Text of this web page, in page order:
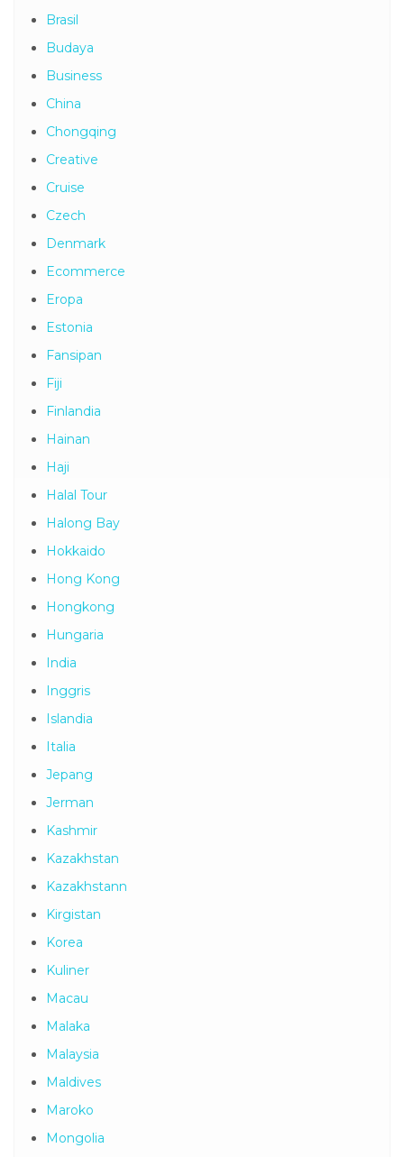
Brasil
Budaya
Business
China
Chongqing
Creative
Cruise
Czech
Denmark
Ecommerce
Eropa
Estonia
Fansipan
Fiji
Finlandia
Hainan
Haji
Halal Tour
Halong Bay
Hokkaido
Hong Kong
Hongkong
Hungaria
India
Inggris
Islandia
Italia
Jepang
Jerman
Kashmir
Kazakhstan
Kazakhstann
Kirgistan
Korea
Kuliner
Macau
Malaka
Malaysia
Maldives
Maroko
Mongolia